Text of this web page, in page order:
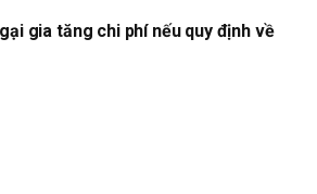
gia tăng chi phí nếu quy định về